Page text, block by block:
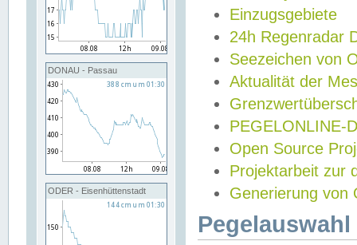
DONAU - Passau
ODER - Eisenhüttenstadt
Einzugsgebiete
24h Regenradar
Seezeichen von
Aktualität der
PEGELONLINE-
Open Source
Projektarbeit zur
Generierung von